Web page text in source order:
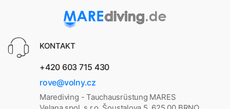
KONTAKT
+420 603 715 430
rove@volny.cz
Marediving - Tauchausrüstung MARES